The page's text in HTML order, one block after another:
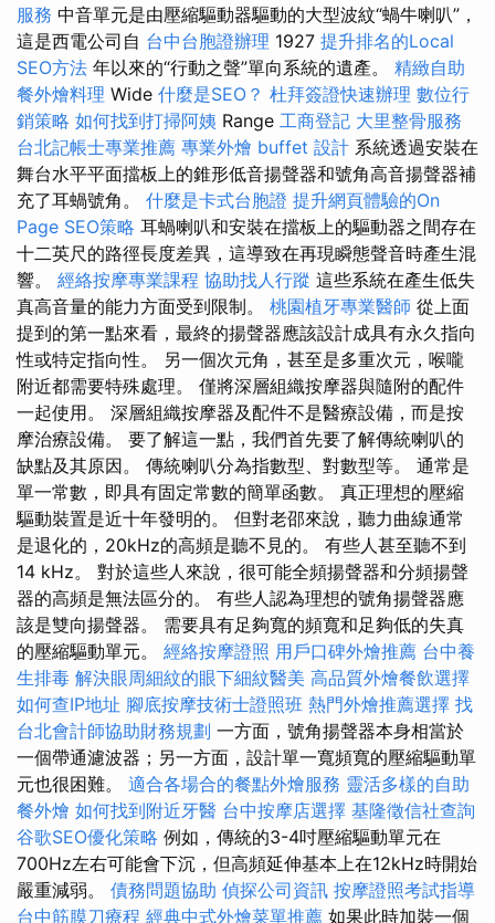
服務 中音單元是由壓縮驅動器驅動的大型波紋“蝸牛喇叭”，
這是西電公司自 台中台胞證辦理 1927 提升排名的Local
SEO方法 年以來的“行動之聲”單向系統的遺產。 精緻自助
餐外燴料理 Wide 什麼是SEO？ 杜拜簽證快速辦理 數位行
銷策略 如何找到打掃阿姨 Range 工商登記 大里整骨服務
台北記帳士專業推薦 專業外燴 buffet 設計 系統透過安裝在
舞台水平平面擋板上的錐形低音揚聲器和號角高音揚聲器補
充了耳蝸號角。 什麼是卡式台胞證 提升網頁體驗的On
Page SEO策略 耳蝸喇叭和安裝在擋板上的驅動器之間存在
十二英尺的路徑長度差異，這導致在再現瞬態聲音時產生混
響。 經絡按摩專業課程 協助找人行蹤 這些系統在產生低失
真高音量的能力方面受到限制。 桃園植牙專業醫師 從上面
提到的第一點來看，最終的揚聲器應該設計成具有永久指向
性或特定指向性。 另一個次元角，甚至是多重次元，喉嚨
附近都需要特殊處理。 僅將深層組織按摩器與隨附的配件
一起使用。 深層組織按摩器及配件不是醫療設備，而是按
摩治療設備。 要了解這一點，我們首先要了解傳統喇叭的
缺點及其原因。 傳統喇叭分為指數型、對數型等。 通常是
單一常數，即具有固定常數的簡單函數。 真正理想的壓縮
驅動裝置是近十年發明的。 但對老邵來說，聽力曲線通常
是退化的，20kHz的高頻是聽不見的。 有些人甚至聽不到
14 kHz。 對於這些人來說，很可能全頻揚聲器和分頻揚聲
器的高頻是無法區分的。 有些人認為理想的號角揚聲器應
該是雙向揚聲器。 需要具有足夠寬的頻寬和足夠低的失真
的壓縮驅動單元。 經絡按摩證照 用戶口碑外燴推薦 台中養
生排毒 解決眼周細紋的眼下細紋醫美 高品質外燴餐飲選擇
如何查IP地址 腳底按摩技術士證照班 熱門外燴推薦選擇 找
台北會計師協助財務規劃 一方面，號角揚聲器本身相當於
一個帶通濾波器；另一方面，設計單一寬頻寬的壓縮驅動單
元也很困難。 適合各場合的餐點外燴服務 靈活多樣的自助
餐外燴 如何找到附近牙醫 台中按摩店選擇 基隆徵信社查詢
谷歌SEO優化策略 例如，傳統的3-4吋壓縮驅動單元在
700Hz左右可能會下沉，但高頻延伸基本上在12kHz時開始
嚴重減弱。 債務問題協助 偵探公司資訊 按摩證照考試指導
台中筋膜刀療程 經典中式外燴菜單推薦 如果此時加裝一個